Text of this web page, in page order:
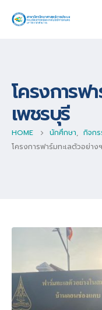
โครงการฟ
เพชรบุรี
HOME นักศึกษา, กิจก
โครงการฟาร์มทะเลตัวอย่าง